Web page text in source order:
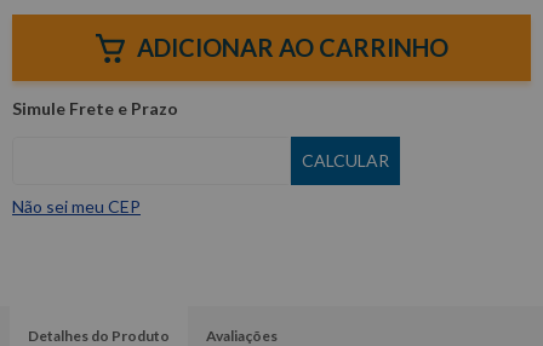
ADICIONAR AO CARRINHO
Não sei meu CEP
Detalhes do Produto Avaliações